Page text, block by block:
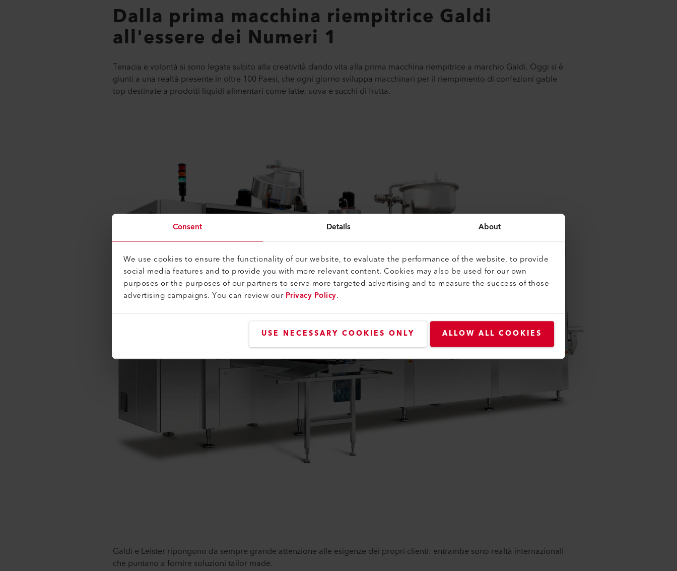
Consent Details About
We use cookies to ensure the functionality of our website, to evaluate the performance of the website, to provide
social media features and to provide you with more relevant content. Cookies may also be used for our own
purposes or the purposes of our partners to serve more targeted advertising and to measure the success of those
advertising campaigns. You can review ourPrivacy Policy.
USE NECESSARY COOKIES ONLY ALLOW ALL COOKIES
Dalla prima macchina riempitrice Galdi
all'essere dei Numeri 1
Tenacia e volontà si sono legate subito alla creatività dando vita alla prima macchina riempitrice a marchio Galdi. Oggi si è
giunti a una realtà presente in oltre 100 Paesi, che ogni giorno sviluppa macchinari per il riempimento di confezioni gable
top destinate a prodotti liquidi alimentari come latte, uova e succhi di frutta.
Galdi e Leister ripongono da sempre grande attenzione alle esigenze dei propri clienti: entrambe sono realtà internazionali
che puntano a fornire soluzioni tailor made.